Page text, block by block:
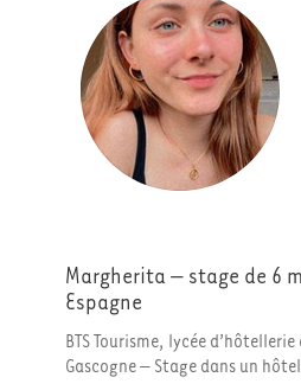
Margherita – stage de 6
Espagne
BTS Tourisme, lycée
Gascogne – Stage dans un hôtel